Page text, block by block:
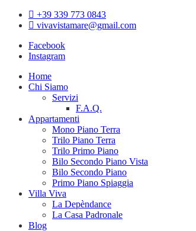
Skip
+39 339 773 0843
vivavistamare@gmail.com
Facebook
Instagram
Home
Chi Siamo
Servizi
F.A.Q.
Appartamenti
Mono Piano Terra
Trilo Piano Terra
Trilo Primo Piano
Bilo Secondo Piano Vista
Bilo Secondo Piano
Primo Piano Spiaggia
Villa Viva
La Depèndance
La Casa Padronale
Blog